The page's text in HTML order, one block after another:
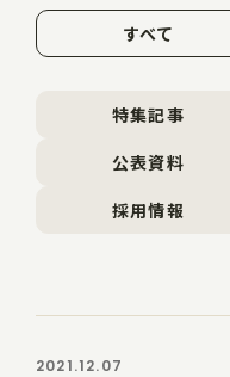
すべて
特集記事
公表資料
採用情報
2021.12.07